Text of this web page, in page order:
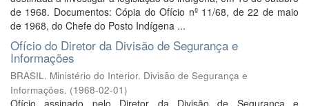
de 1968. Documentos: Cópia do Ofício nº 11/68, de 22 de maio
de 1968, do Chefe do Posto Indígena ...
Ofício do Diretor da Divisão de Segurança e
Informações
BRASIL. Ministério do Interior. Divisão de Segurança e
Informações. (1968-02-01)
Ofício assinado pelo Diretor da Divisão de Segurança e